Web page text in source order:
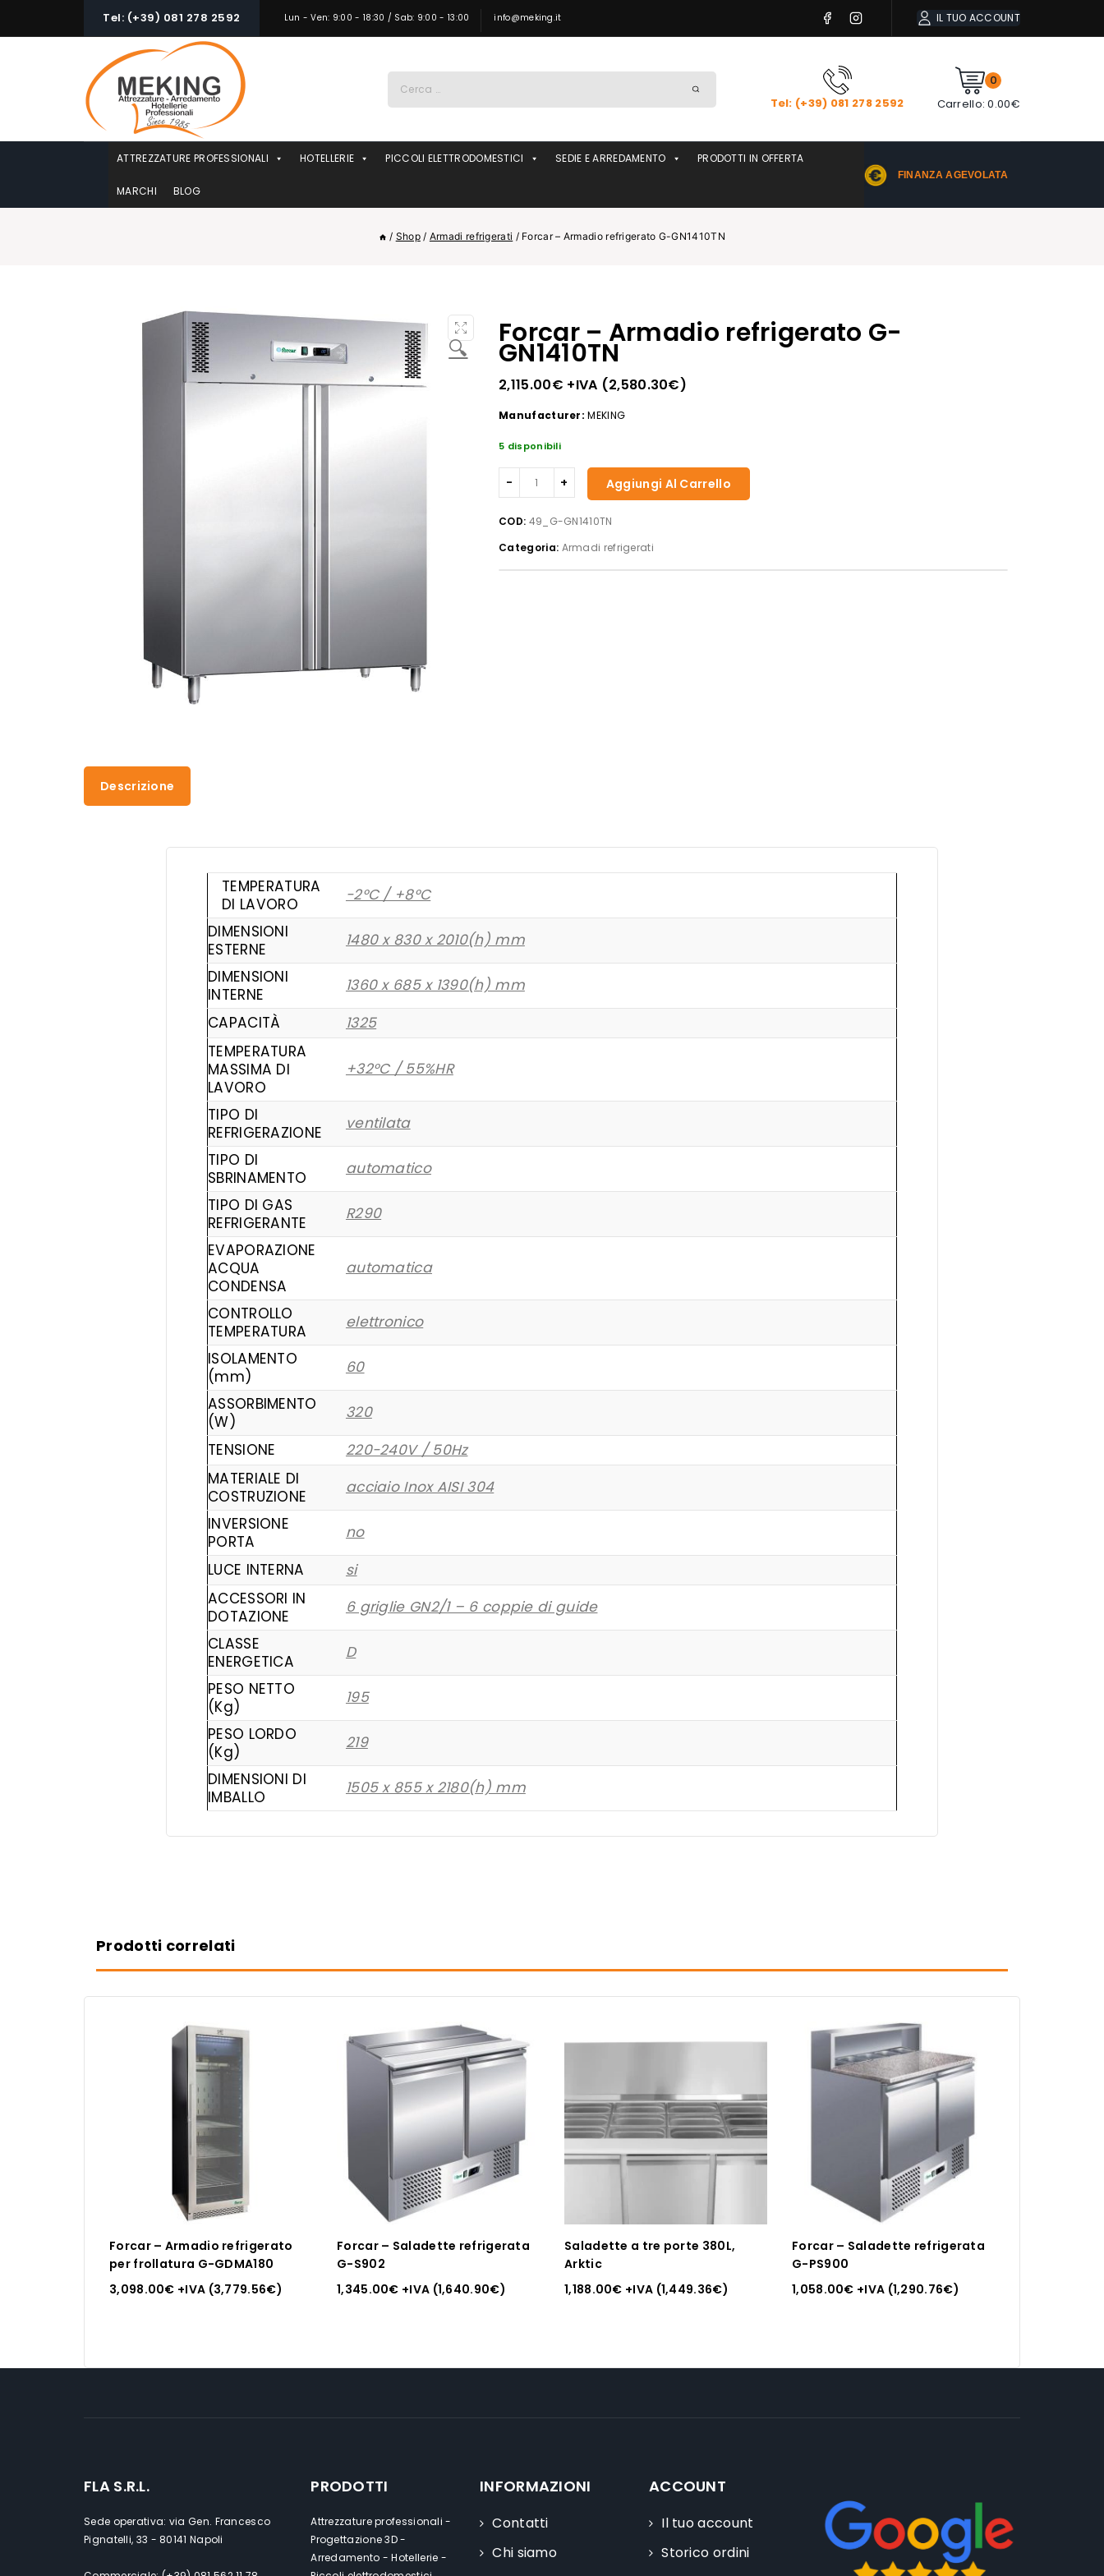
Tel: (+39) 081 278 2592 Lun - Ven: 9:00 - 18:30 / Sab: 9:00 - 13:00 info@meking.it IL TUO ACCOUNT
per:
Tel: (+39) 081 278 2592
0
Carrello: 0.00€
ATTREZZATURE PROFESSIONALI HOTELLERIE PICCOLI ELETTRODOMESTICI SEDIE E ARREDAMENTO PRODOTTI IN OFFERTA
MARCHI BLOG
FINANZA AGEVOLATA
/ Shop / Armadi refrigerati / Forcar – Armadio refrigerato G-GN1410TN
🔍 Forcar – Armadio refrigerato G-
GN1410TN
2,115.00€ +IVA (2,580.30€)
Manufacturer: MEKING
5 disponibili
Forcar
-
refrigerato
G-
GN1410TN
Aggiungi Al Carrello
COD: 49_G-GN1410TN
Categoria: Armadi refrigerati
Descrizione
TEMPERATURA
DI LAVORO
-2°C / +8°C
DIMENSIONI
ESTERNE
1480 x 830 x 2010(h) mm
DIMENSIONI
INTERNE
1360 x 685 x 1390(h) mm
CAPACITÀ
1325
TEMPERATURA
MASSIMA DI
LAVORO
+32°C / 55%HR
TIPO DI
REFRIGERAZIONE
ventilata
TIPO DI
SBRINAMENTO
automatico
TIPO DI GAS
REFRIGERANTE
R290
EVAPORAZIONE
ACQUA
CONDENSA
automatica
CONTROLLO
TEMPERATURA
elettronico
ISOLAMENTO
(mm)
60
ASSORBIMENTO
(W)
320
TENSIONE
220-240V / 50Hz
MATERIALE DI
COSTRUZIONE
acciaio Inox AISI 304
INVERSIONE
PORTA
no
LUCE INTERNA
si
ACCESSORI IN
DOTAZIONE
6 griglie GN2/1 – 6 coppie di guide
CLASSE
ENERGETICA
D
PESO NETTO
(Kg)
195
PESO LORDO
(Kg)
219
DIMENSIONI DI
IMBALLO
1505 x 855 x 2180(h) mm
Prodotti correlati
Forcar – Armadio refrigerato
per frollatura G-GDMA180
3,098.00€ +IVA (3,779.56€)
Forcar – Saladette refrigerata
G-S902
1,345.00€ +IVA (1,640.90€)
Saladette a tre porte 380L,
Arktic
1,188.00€ +IVA (1,449.36€)
Forcar – Saladette refrigerata
G-PS900
1,058.00€ +IVA (1,290.76€)
FLA S.R.L.
Sede operativa: via Gen. Francesco
Pignatelli, 33 - 80141 Napoli
PRODOTTI
Attrezzature professionali -
Progettazione 3D -
Arredamento - Hotellerie -
INFORMAZIONI
Contatti
Chi siamo
ACCOUNT
Il tuo account
Storico ordini